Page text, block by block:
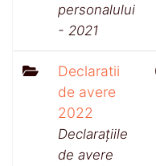
personalului
- 2021
Declaratii
de avere
2022
Declarațiile
de avere